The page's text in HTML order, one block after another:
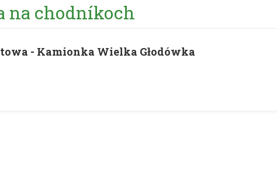
na chodníkoch
- Kamionka Wielka Głodówka